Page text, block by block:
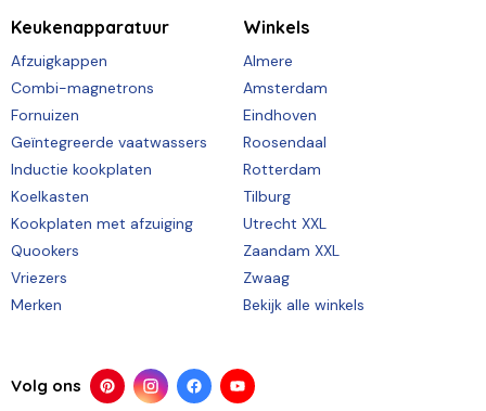
Keukenapparatuur
Afzuigkappen
Combi-magnetrons
Fornuizen
Geïntegreerde vaatwassers
Inductie kookplaten
Koelkasten
Kookplaten met afzuiging
Quookers
Vriezers
Merken
Winkels
Almere
Amsterdam
Eindhoven
Roosendaal
Rotterdam
Tilburg
Utrecht XXL
Zaandam XXL
Zwaag
Bekijk alle winkels
Volg ons